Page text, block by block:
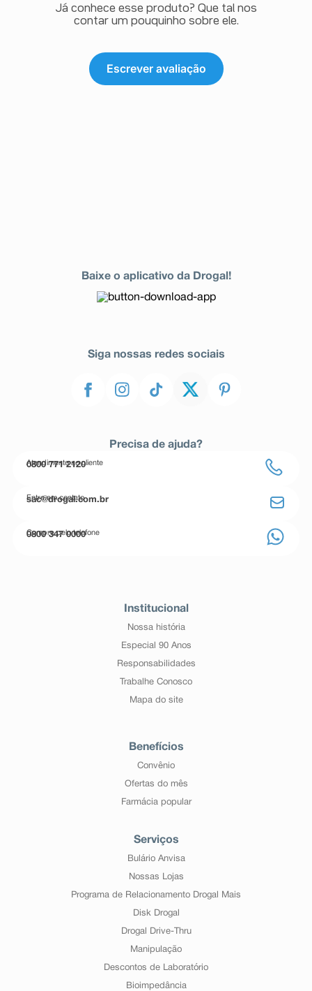
Já conhece esse produto? Que tal nos
contar um pouquinho sobre ele.
Escrever avaliação
Baixe o aplicativo da Drogal!
Siga nossas redes sociais
Precisa de ajuda?
Atendimento ao cliente
0800 771 2120
Entre em contato
sac@drogal.com.br
Compre pelo telefone
0800 347 0000
Institucional
Nossa história
Especial 90 Anos
Responsabilidades
Trabalhe Conosco
Mapa do site
Benefícios
Convênio
Ofertas do mês
Farmácia popular
Serviços
Bulário Anvisa
Nossas Lojas
Programa de Relacionamento Drogal Mais
Disk Drogal
Drogal Drive-Thru
Manipulação
Descontos de Laboratório
Bioimpedância